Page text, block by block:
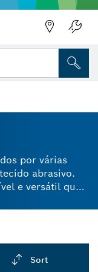
por várias
abrasivo.
e versátil que
difíceis,
cilíndrico
de três maxilas.
Sort